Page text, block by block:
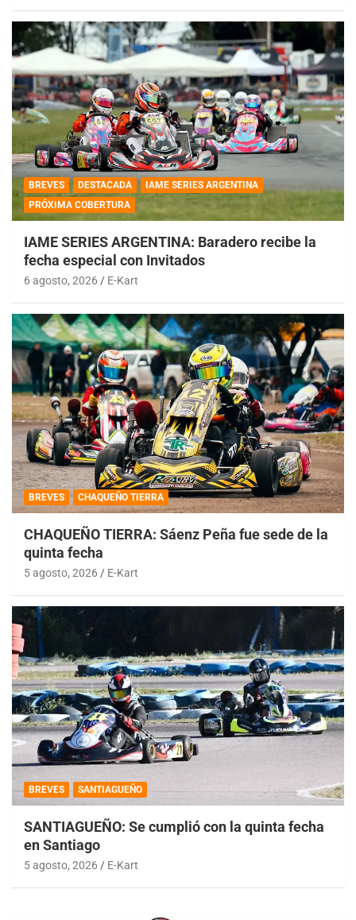
BREVES DESTACADA
IAME SERIES ARGENTINA
PRÓXIMA COBERTURA
IAME SERIES ARGENTINA: Baradero recibe la
fecha especial con Invitados
6 agosto, 2026 E-Kart
BREVES CHAQUEÑO TIERRA
CHAQUEÑO TIERRA: Sáenz Peña fue sede de la
quinta fecha
5 agosto, 2026 E-Kart
BREVES SANTIAGUEÑO
SANTIAGUEÑO: Se cumplió con la quinta fecha
en Santiago
5 agosto, 2026 E-Kart